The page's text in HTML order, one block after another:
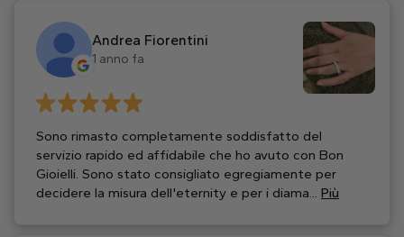
Andrea Fiorentini
1 anno fa
Sono rimasto completamente soddisfatto del
servizio rapido ed affidabile che ho avuto con Bon
Gioielli. Sono stato consigliato egregiamente per
decidere la misura dell'eternity e per i diama... Più